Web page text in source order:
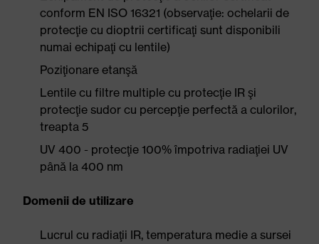
conform EN ISO 16321 (observaţie: ochelarii de
protecţie cu dioptrii certificaţi sunt disponibili
numai echipaţi cu lentile)
Poziţionare etanşă
Lentile cu filtre multiple cu protecţie IR şi
protecţie sudor cu percepţie perfectă a culorilor,
treapta 5
UV 400 - protecţie 100% împotriva radiaţiei UV
până la 400 nm
Domenii de utilizare
Lucrul cu radiaţii IR, temperatura medie a sursei